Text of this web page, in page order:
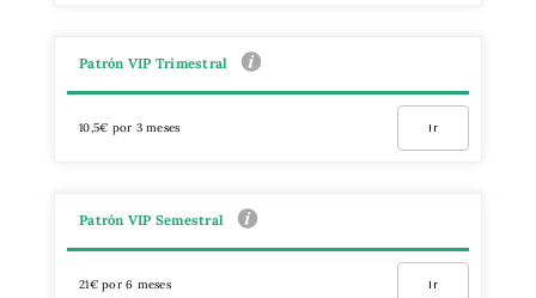
Patrón VIP Trimestral
10,5€ por 3 meses Ir
Patrón VIP Semestral
21€ por 6 meses Ir